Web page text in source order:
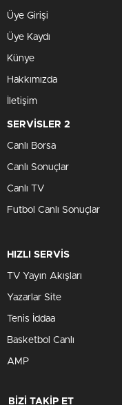
Üye Girişi
Üye Kaydı
Künye
Hakkımızda
İletişim
SERVİSLER 2
Canlı Borsa
Canlı Sonuçlar
Canlı TV
Futbol Canlı Sonuçlar
HIZLI SERVİS
TV Yayın Akışları
Yazarlar Site
Tenis İddaa
Basketbol Canlı
AMP
BİZİ TAKİP ET